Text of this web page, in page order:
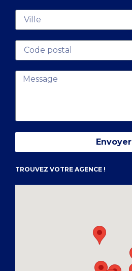
Envoyer
TROUVEZ VOTRE AGENCE !